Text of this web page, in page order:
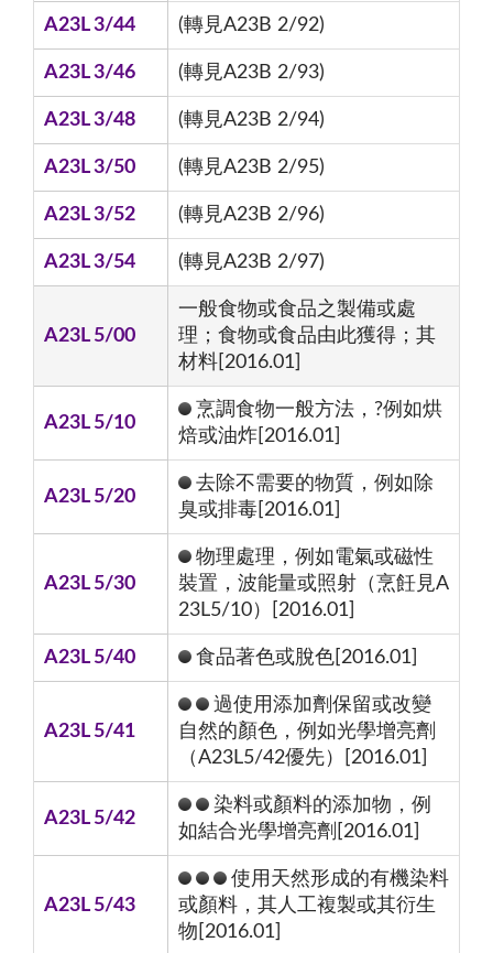
A23L 3/44 (轉見A23B 2/92)
A23L 3/46 (轉見A23B 2/93)
A23L 3/48 (轉見A23B 2/94)
A23L 3/50 (轉見A23B 2/95)
A23L 3/52 (轉見A23B 2/96)
A23L 3/54 (轉見A23B 2/97)
A23L 5/00
一般食物或食品之製備或處
理；食物或食品由此獲得；其
材料[2016.01]
A23L 5/10
烹調食物一般方法，?例如烘
焙或油炸[2016.01]
A23L 5/20
去除不需要的物質，例如除
臭或排毒[2016.01]
A23L 5/30
物理處理，例如電氣或磁性
裝置，波能量或照射（烹飪見A
23L5/10）[2016.01]
A23L 5/40 食品著色或脫色[2016.01]
A23L 5/41
過使用添加劑保留或改變
自然的顏色，例如光學增亮劑
（A23L5/42優先）[2016.01]
A23L 5/42
染料或顏料的添加物，例
如結合光學增亮劑[2016.01]
A23L 5/43
使用天然形成的有機染料
或顏料，其人工複製或其衍生
物[2016.01]